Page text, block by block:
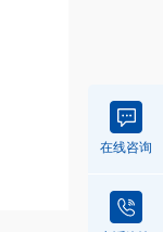
在线咨询